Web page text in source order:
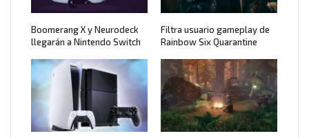
Boomerang X y Neurodeck
llegarán a Nintendo Switch
Filtra usuario gameplay de
Rainbow Six Quarantine